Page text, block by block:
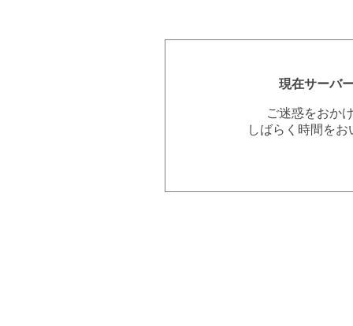
現在サーバ
ご迷惑をおか
しばらく時間を